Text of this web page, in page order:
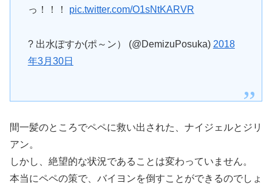
っ！！！ pic.twitter.com/O1sNtKARVR
? 出水ぽすか(ポ～ン） (@DemizuPosuka) 2018
年3月30日
間一髪のところでペペに救い出された、ナイジェルとジリ
アン。
しかし、絶望的な状況であることは変わっていません。
本当にペペの策で、バイヨンを倒すことができるのでしょ